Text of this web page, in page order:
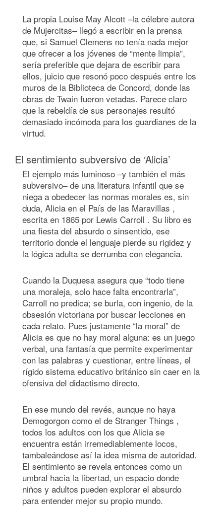
La propia Louise May Alcott –la célebre autora
de Mujercitas– llegó a escribir en la prensa
que, si Samuel Clemens no tenía nada mejor
que ofrecer a los jóvenes de “mente limpia”,
sería preferible que dejara de escribir para
ellos, juicio que resonó poco después entre los
muros de la Biblioteca de Concord, donde las
obras de Twain fueron vetadas. Parece claro
que la rebeldía de sus personajes resultó
demasiado incómoda para los guardianes de la
virtud.
El sentimiento subversivo de ‘Alicia’
El ejemplo más luminoso –y también el más
subversivo– de una literatura infantil que se
niega a obedecer las normas morales es, sin
duda, Alicia en el País de las Maravillas ,
escrita en 1865 por Lewis Carroll . Su libro es
una fiesta del absurdo o sinsentido, ese
territorio donde el lenguaje pierde su rigidez y
la lógica adulta se derrumba con elegancia.
Cuando la Duquesa asegura que “todo tiene
una moraleja, solo hace falta encontrarla”,
Carroll no predica; se burla, con ingenio, de la
obsesión victoriana por buscar lecciones en
cada relato. Pues justamente “la moral” de
Alicia es que no hay moral alguna: es un juego
verbal, una fantasía que permite experimentar
con las palabras y cuestionar, entre líneas, el
rígido sistema educativo británico sin caer en la
ofensiva del didactismo directo.
En ese mundo del revés, aunque no haya
Demogorgon como el de Stranger Things ,
todos los adultos con los que Alicia se
encuentra están irremediablemente locos,
tambaleándose así la idea misma de autoridad.
El sentimiento se revela entonces como un
umbral hacia la libertad, un espacio donde
niños y adultos pueden explorar el absurdo
para entender mejor su propio mundo.